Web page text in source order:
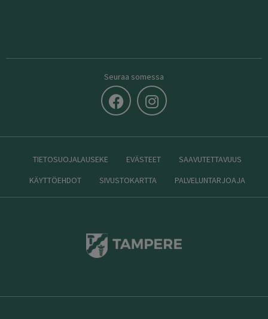
Seuraa somessa
TIETOSUOJALAUSEKE EVÄSTEET
SAAVUTETTAVUUS
KÄYTTÖEHDOT
SIVUSTOKARTTA PALVELUNTARJOAJA